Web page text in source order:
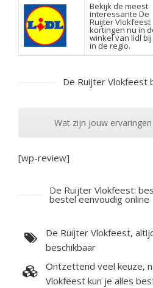
Bekijk de meest
interessante De
Ruijter Vlokfeest
kortingen nu in
winkel van lidl
in de regio.
De Ruijter Vlokfeest
Wat zijn jouw
[wp-review]
De Ruijter Vlokfeest:
bestel eenvoudig online
De Ruijter Vlokfeest,
beschikbaar
Ontzettend veel keuze,
Vlokfeest kun je alles